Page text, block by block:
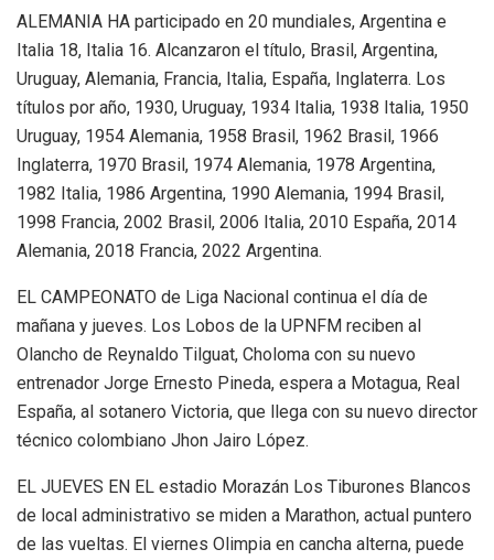
ALEMANIA HA participado en 20 mundiales, Argentina e
Italia 18, Italia 16. Alcanzaron el título, Brasil, Argentina,
Uruguay, Alemania, Francia, Italia, España, Inglaterra. Los
títulos por año, 1930, Uruguay, 1934 Italia, 1938 Italia, 1950
Uruguay, 1954 Alemania, 1958 Brasil, 1962 Brasil, 1966
Inglaterra, 1970 Brasil, 1974 Alemania, 1978 Argentina,
1982 Italia, 1986 Argentina, 1990 Alemania, 1994 Brasil,
1998 Francia, 2002 Brasil, 2006 Italia, 2010 España, 2014
Alemania, 2018 Francia, 2022 Argentina.
EL CAMPEONATO de Liga Nacional continua el día de
mañana y jueves. Los Lobos de la UPNFM reciben al
Olancho de Reynaldo Tilguat, Choloma con su nuevo
entrenador Jorge Ernesto Pineda, espera a Motagua, Real
España, al sotanero Victoria, que llega con su nuevo director
técnico colombiano Jhon Jairo López.
EL JUEVES EN EL estadio Morazán Los Tiburones Blancos
de local administrativo se miden a Marathon, actual puntero
de las vueltas. El viernes Olimpia en cancha alterna, puede